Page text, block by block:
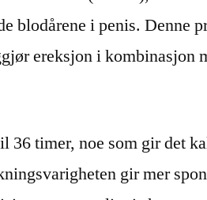
blodårene i penis. Denne
ereksjon i kombinasjon
36 timer, noe som gir det
gir mer